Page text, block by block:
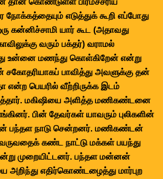
எடுத்துக் கூறி எப்போது
கன்னிச்சாமி யார் கூட (அதாவது
வரும் பக்தர்) வராமல்
உன்னை மணந்து கொள்கிறேன் என்று
பாவித்து அவளுக்கு தன்
என்ற பெயரில் வீற்றிருக்க இடம்
மகிஷியை அளித்த மணிகண்டனை
பின் தேவர்கள் யாவரும் புலிகளின்
பந்தள நாடு சென்றனர். மணிகண்டன்
வருவதைக் கண்ட நாட்டு மக்கள் பயந்து
முறையிட்டனர். பந்தள மன்னன்
எதிர்கொண்டழைத்து மார்புற